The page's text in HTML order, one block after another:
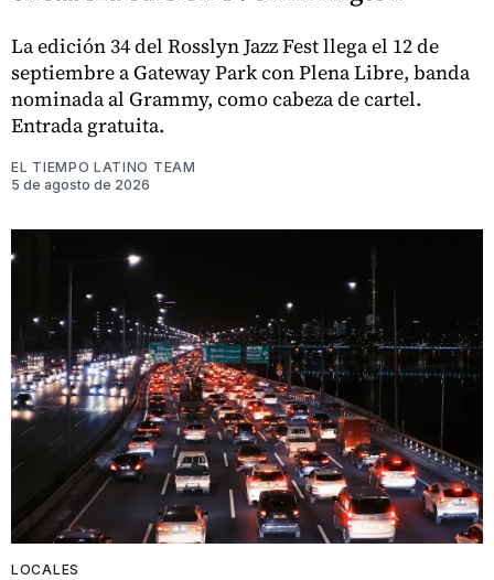
La edición 34 del Rosslyn Jazz Fest llega el 12 de
septiembre a Gateway Park con Plena Libre, banda
nominada al Grammy, como cabeza de cartel.
Entrada gratuita.
EL TIEMPO LATINO TEAM
5 de agosto de 2026
LOCALES